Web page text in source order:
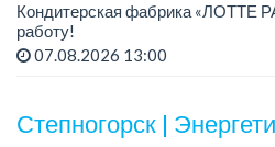
Кондитерская фабрика «ЛОТТЕ
работу!
График работы: сменный.
07.08.2026 13:00
Степногорск |